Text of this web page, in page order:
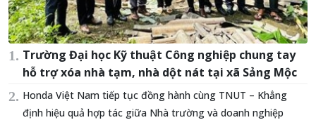
Trường Đại học Kỹ thuật Công nghiệp chung tay
hỗ trợ xóa nhà tạm, nhà dột nát tại xã Sảng Mộc
Honda Việt Nam tiếp tục đồng hành cùng TNUT – Khẳng
định hiệu quả hợp tác giữa Nhà trường và doanh nghiệp